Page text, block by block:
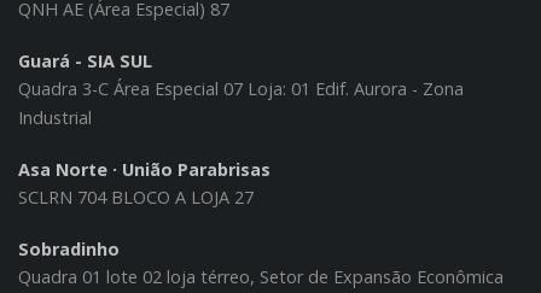
QNH AE (Área Especial) 87
Guará - SIA SUL
Quadra 3-C Área Especial 07 Loja: 01 Edif. Aurora - Zona
Industrial
Asa Norte · União Parabrisas
SCLRN 704 BLOCO A LOJA 27
Sobradinho
Quadra 01 lote 02 loja térreo, Setor de Expansão Econômica